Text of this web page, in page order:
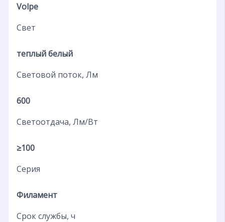
Volpe
Свет
теплый белый
Световой поток, Лм
600
Светоотдача, Лм/Вт
≥100
Серия
Филамент
Срок службы, ч